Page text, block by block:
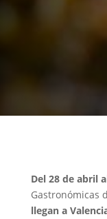
Del 28 de abril
Gastronómicas
llegan a